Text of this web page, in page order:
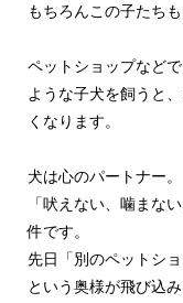
もちろんこの子たちも
ペットショップなど
ような子犬を飼うと
くなります。
犬は心のパートナー。
「吠えない、噛まな
件です。
先日「別のペットシ
という奥様が飛び込